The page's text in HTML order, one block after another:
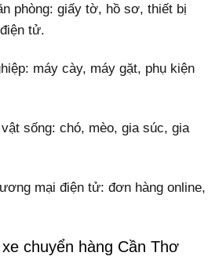
phòng: giấy tờ, hồ sơ, thiết bị
tử.
máy cày, máy gặt, phụ kiện
sống: chó, mèo, gia súc, gia
mại điện tử: đơn hàng online,
chuyển hàng Cần Thơ